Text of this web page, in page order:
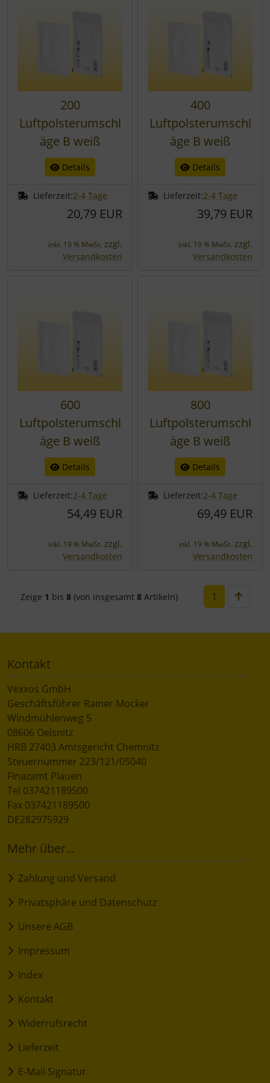
200
Luftpolsterumschl
äge B weiß
Details
Lieferzeit:2-4 Tage
20,79 EUR
inkl. 19 % MwSt. zzgl.
Versandkosten
400
Luftpolsterumschl
äge B weiß
Details
Lieferzeit:2-4 Tage
39,79 EUR
inkl. 19 % MwSt. zzgl.
Versandkosten
600
Luftpolsterumschl
äge B weiß
Details
Lieferzeit:2-4 Tage
54,49 EUR
inkl. 19 % MwSt. zzgl.
Versandkosten
800
Luftpolsterumschl
äge B weiß
Details
Lieferzeit:2-4 Tage
69,49 EUR
inkl. 19 % MwSt. zzgl.
Versandkosten
Zeige 1 bis 8(von insgesamt 8Artikeln) 1
Kontakt
Vexxos GmbH
Geschäftsführer Rainer Mocker
Windmühlenweg 5
08606 Oelsnitz
HRB 27403 Amtsgericht Chemnitz
Steuernummer 223/121/05040
Finazamt Plauen
Tel 037421189500
Fax 037421189500
DE282975929
Mehr über...
Zahlung und Versand
Privatsphäre und Datenschutz
Unsere AGB
Impressum
Index
Kontakt
Widerrufsrecht
Lieferzeit
E-Mail Signatur